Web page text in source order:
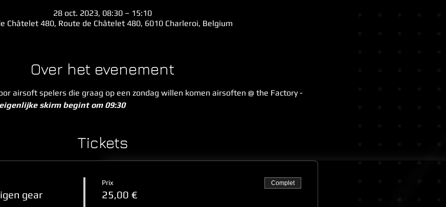
28 oct. 2023, 08:30 – 15:10
Châtelet 480, Route de Châtelet 480, 6010 Charleroi, Belgium
Over het evenement
airsoft spelers die graag op een zondag willen komen airsoften @ the Factory -
skirm begint om 09:30
Tickets
gear
Prix
25,00 €
Complet